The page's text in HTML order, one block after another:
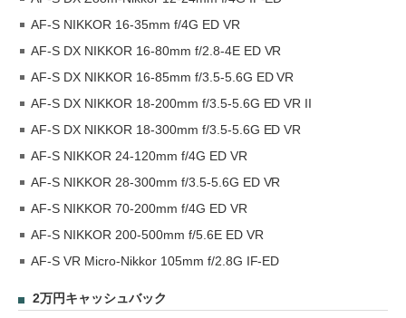
AF-S NIKKOR 16-35mm f/4G ED VR
AF-S DX NIKKOR 16-80mm f/2.8-4E ED VR
AF-S DX NIKKOR 16-85mm f/3.5-5.6G ED VR
AF-S DX NIKKOR 18-200mm f/3.5-5.6G ED VR II
AF-S DX NIKKOR 18-300mm f/3.5-5.6G ED VR
AF-S NIKKOR 24-120mm f/4G ED VR
AF-S NIKKOR 28-300mm f/3.5-5.6G ED VR
AF-S NIKKOR 70-200mm f/4G ED VR
AF-S NIKKOR 200-500mm f/5.6E ED VR
AF-S VR Micro-Nikkor 105mm f/2.8G IF-ED
2万円キャッシュバック